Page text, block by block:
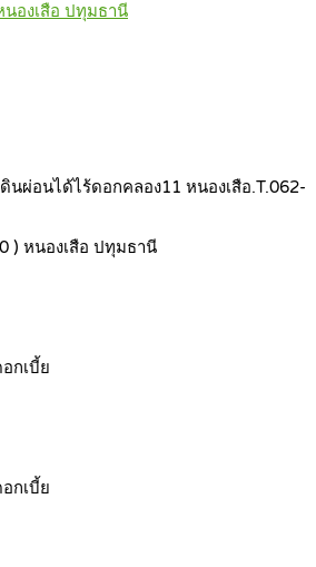
นองเสือ ปทุมธานี
นผ่อนได้ไร้ดอกคลอง11 หนองเสือ.T.062-
) หนองเสือ ปทุมธานี
กเบี้ย
กเบี้ย